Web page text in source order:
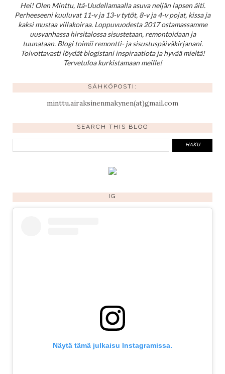
Hei! Olen Minttu, Itä-Uudellamaalla asuva neljän lapsen äiti.
Perheeseeni kuuluvat 11-v ja 13-v tytöt, 8-v ja 4-v pojat, kissa ja
kaksi mustaa villakoiraa. Loppuvuodesta 2017 ostamassamme
uusvanhassa hirsitalossa sisustetaan, remontoidaan ja
tuunataan. Blogi toimii remontti- ja sisustuspäiväkirjanani.
Toivottavasti löydät blogistani inspiraatiota ja hyvää mieltä!
Tervetuloa kurkistamaan meille!
SÄHKÖPOSTI:
minttu.airaksinenmakynen(at)gmail.com
SEARCH THIS BLOG
IG
Näytä tämä julkaisu Instagramissa.